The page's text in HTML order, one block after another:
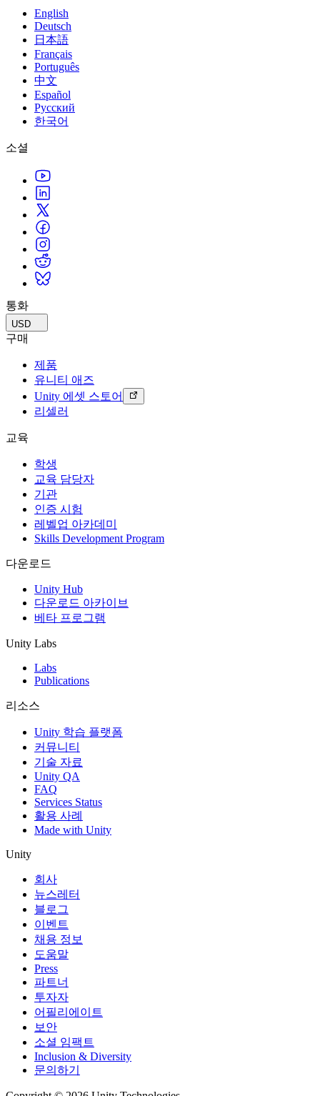
English
Deutsch
日本語
Français
Português
中文
Español
Русский
한국어
소셜
통화
USD
구매
제품
유니티 애즈
Unity 에셋 스토어
리셀러
교육
학생
교육 담당자
기관
인증 시험
레벨업 아카데미
Skills Development Program
다운로드
Unity Hub
다운로드 아카이브
베타 프로그램
Unity Labs
Labs
Publications
리소스
Unity 학습 플랫폼
커뮤니티
기술 자료
Unity QA
FAQ
Services Status
활용 사례
Made with Unity
Unity
회사
뉴스레터
블로그
이벤트
채용 정보
도움말
Press
파트너
투자자
어필리에이트
보안
소셜 임팩트
Inclusion & Diversity
문의하기